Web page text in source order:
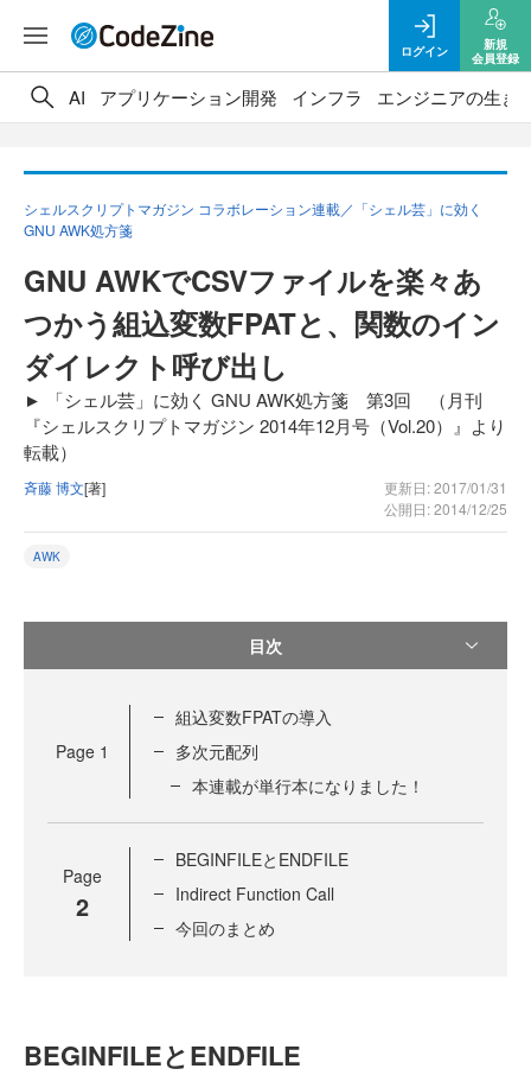
ログイン
新規
会員登録
AI アプリケーション開発 インフラ エンジニアの生き
シェルスクリプトマガジン コラボレーション連載／「シェル芸」に効く
GNU AWK処方箋
GNU AWKでCSVファイルを楽々あ
つかう組込変数FPATと、関数のイン
ダイレクト呼び出し
► 「シェル芸」に効く GNU AWK処方箋 第3回 （月刊
『シェルスクリプトマガジン 2014年12月号（Vol.20）』より
転載）
斉藤 博文[著]
更新日: 2017/01/31
公開日: 2014/12/25
AWK
目次
Page 1
組込変数FPATの導入
多次元配列
本連載が単行本になりました！
Page
2
BEGINFILEとENDFILE
Indirect Function Call
今回のまとめ
BEGINFILEとENDFILE